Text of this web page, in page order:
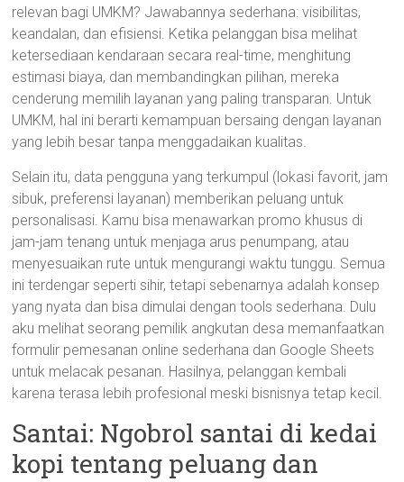
relevan bagi UMKM? Jawabannya sederhana: visibilitas,
keandalan, dan efisiensi. Ketika pelanggan bisa melihat
ketersediaan kendaraan secara real-time, menghitung
estimasi biaya, dan membandingkan pilihan, mereka
cenderung memilih layanan yang paling transparan. Untuk
UMKM, hal ini berarti kemampuan bersaing dengan layanan
yang lebih besar tanpa menggadaikan kualitas.
Selain itu, data pengguna yang terkumpul (lokasi favorit, jam
sibuk, preferensi layanan) memberikan peluang untuk
personalisasi. Kamu bisa menawarkan promo khusus di
jam-jam tenang untuk menjaga arus penumpang, atau
menyesuaikan rute untuk mengurangi waktu tunggu. Semua
ini terdengar seperti sihir, tetapi sebenarnya adalah konsep
yang nyata dan bisa dimulai dengan tools sederhana. Dulu
aku melihat seorang pemilik angkutan desa memanfaatkan
formulir pemesanan online sederhana dan Google Sheets
untuk melacak pesanan. Hasilnya, pelanggan kembali
karena terasa lebih profesional meski bisnisnya tetap kecil.
Santai: Ngobrol santai di kedai
kopi tentang peluang dan